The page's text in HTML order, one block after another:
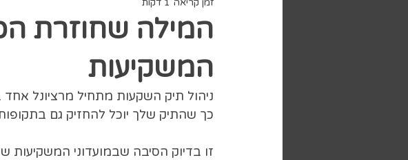
המילה שחוזרת
המשקיעות
ניהול תיק השקעות מתחיל מרציונל
כך שהתיק שלך יוכל להחזיק גם